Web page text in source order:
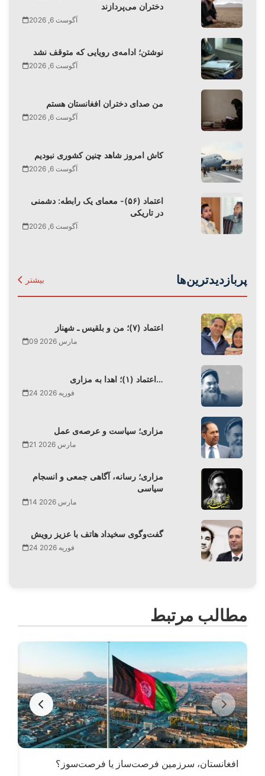
دختران می‌پردازند
آگوست 6, 2026
نوشتن؛ ادامه‌ی رویایی که متوقف نشد
آگوست 6, 2026
من صدای دختران افغانستان هستم
آگوست 6, 2026
کاش امروز شاهد چنین کشوری نبودیم
آگوست 6, 2026
اعتماد (۵۶)- معمای یک رابطه: دشمنی
در تاریکی
آگوست 6, 2026
پربازدیدترین‌ها بیشتر
اعتماد (۷)؛ من و بلقیس ـ شهناز
09 مارس 2026
اعتماد (۱)؛ اهدا به مزاری…
24 فوریه 2026
مزاری؛ سیاست و عرصه‌ی عمل
21 مارس 2026
مزاری؛ رسانه، آگاهی جمعی و انسجام
سیاسی
14 مارس 2026
گفت‌وگوی سخیداد هاتف با عزیز رویش
24 فوریه 2026
مطالب مرتبط
افغانستان، سرزمین فرصت‌ساز یا فرصت‌سوز؟